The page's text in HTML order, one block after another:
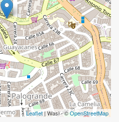
Leaflet| Wasi - ©OpenStreetMap